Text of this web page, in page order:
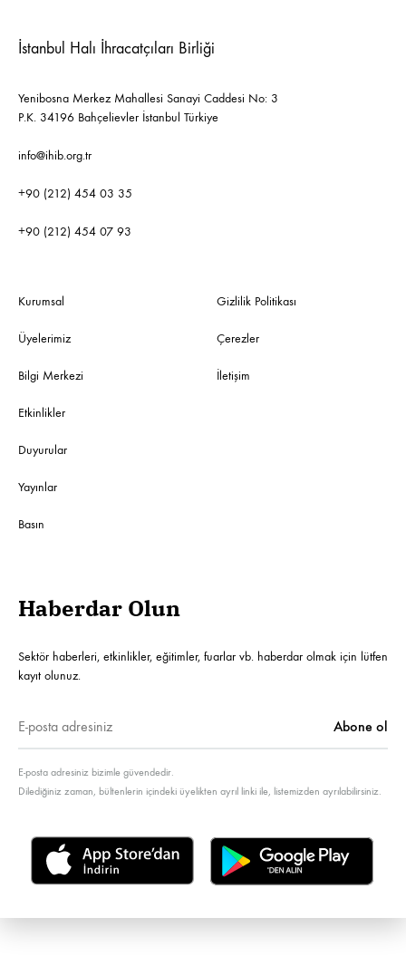
İstanbul Halı İhracatçıları Birliği
Yenibosna Merkez Mahallesi Sanayi Caddesi No: 3
P.K. 34196 Bahçelievler İstanbul Türkiye
info@ihib.org.tr
+90 (212) 454 03 35
+90 (212) 454 07 93
Kurumsal
Üyelerimiz
Bilgi Merkezi
Etkinlikler
Duyurular
Yayınlar
Basın
Gizlilik Politikası
Çerezler
İletişim
Haberdar Olun
Sektör haberleri, etkinlikler, eğitimler, fuarlar vb. haberdar olmak için lütfen
kayıt olunuz.
E-posta adresiniz bizimle güvendedir.
Dilediğiniz zaman, bültenlerin içindeki üyelikten ayrıl linki ile, listemizden ayrılabilirsiniz.